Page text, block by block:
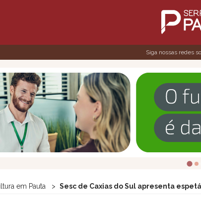
Siga nossas redes
em Pauta Sesc de Caxias do Sul apresenta